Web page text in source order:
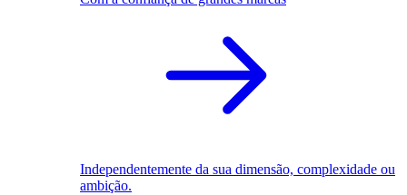
Independentemente da sua dimensão, complexidade ou
ambição.